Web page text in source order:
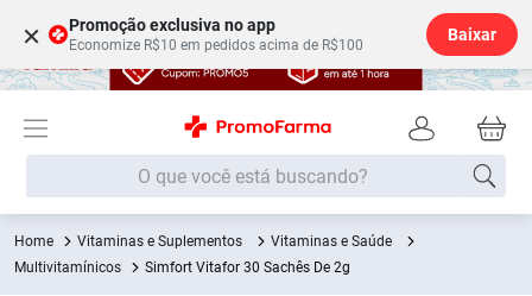
× Promoção exclusiva no app
Economize R$10 em pedidos acima de R$100
Baixar
O que você está buscando?
Vitaminas e Suplementos
Vitaminas e Saúde
Multivitamínicos
Simfort Vitafor 30 Sachês De 2g
Termos mais buscados